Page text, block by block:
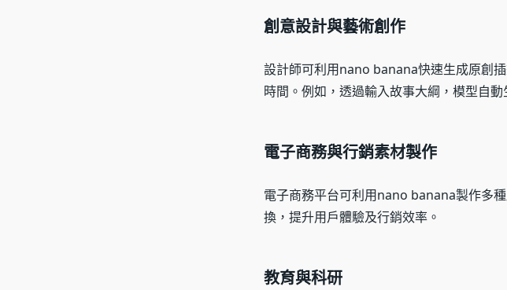
創意設計與藝術創作
設計師可利用nano banana快速生成原創
時間。例如，透過輸入故事大綱，模型自
電子商務與行銷素材製作
電子商務平台可利用nano banana製作多
換，提升用戶體驗及行銷效率。
教育與科研